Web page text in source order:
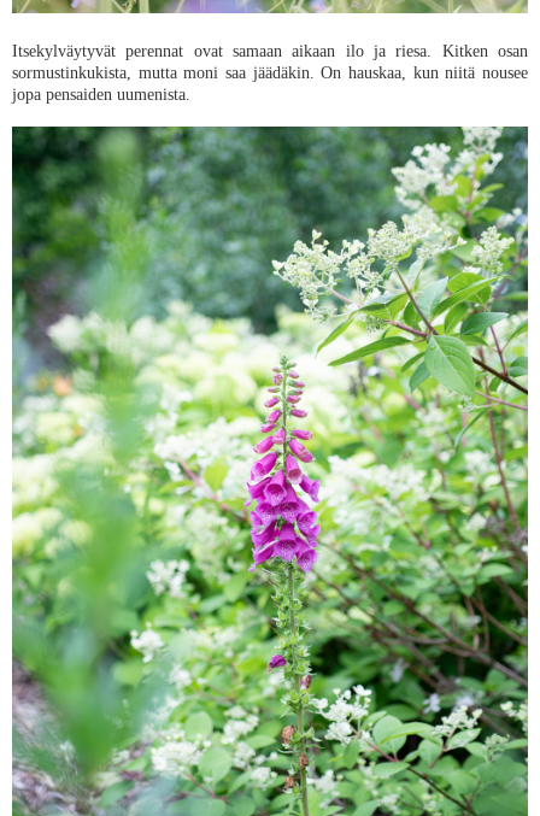
Itsekylväytyvät perennat ovat samaan aikaan ilo ja riesa. Kitken osan
sormustinkukista, mutta moni saa jäädäkin. On hauskaa, kun niitä nousee
jopa pensaiden uumenista.